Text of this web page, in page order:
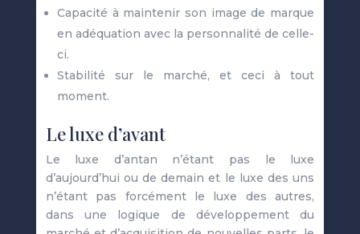
Capacité à maintenir son image de marque
en adéquation avec la personnalité de celle-
ci.
Stabilité sur le marché, et ceci à tout
moment.
Le luxe d’avant
Le luxe d’antan n’étant pas le luxe
d’aujourd’hui ou de demain et le luxe des uns
n’étant pas forcément le luxe des autres,
dans une logique de développement du